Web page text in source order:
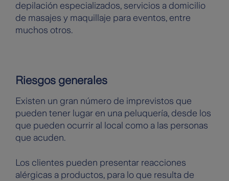
depilación especializados, servicios a domicilio
de masajes y maquillaje para eventos, entre
muchos otros.
Riesgos generales
Existen un gran número de imprevistos que
pueden tener lugar en una peluquería, desde los
que pueden ocurrir al local como a las personas
que acuden.
Los clientes pueden presentar reacciones
alérgicas a productos, para lo que resulta de